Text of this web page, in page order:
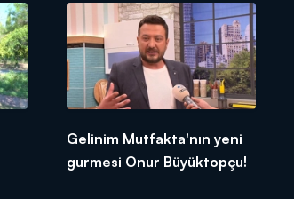
Gelinim Mutfakta'nın yeni
gurmesi Onur Büyüktopçu!